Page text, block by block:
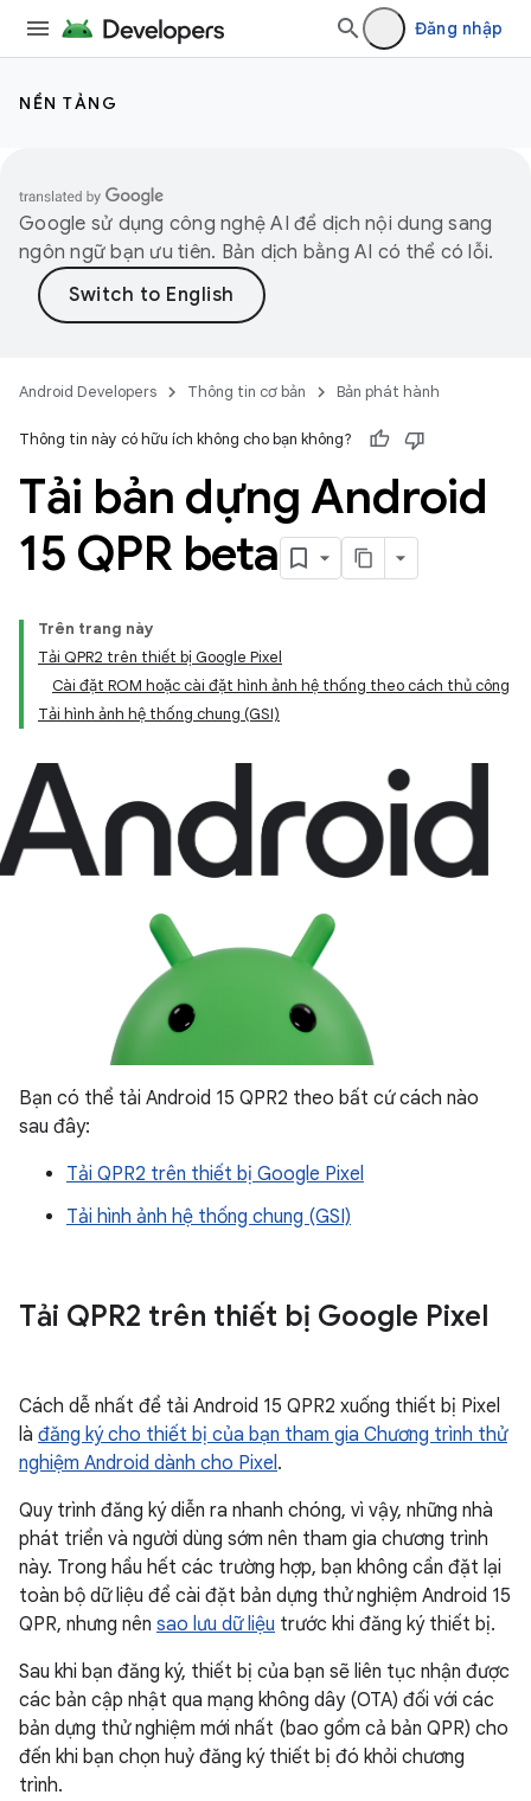
Đăng nhập
NỀN TẢNG
Google sử dụng công nghệ AI để dịch nội dung sang
ngôn ngữ bạn ưu tiên. Bản dịch bằng AI có thể có lỗi.
Android Developers Thông tin cơ bản Bản phát hành
Thông tin này có hữu ích không cho bạn không?
Tải bản dựng Android
15 QPR beta
Trên trang này
Tải QPR2 trên thiết bị Google Pixel
Cài đặt ROM hoặc cài đặt hình ảnh hệ thống theo cách thủ công
Tải hình ảnh hệ thống chung (GSI)
Bạn có thể tải Android 15 QPR2 theo bất cứ cách nào
sau đây:
Tải QPR2 trên thiết bị Google Pixel
Tải hình ảnh hệ thống chung (GSI)
Tải QPR2 trên thiết bị Google Pixel
Cách dễ nhất để tải Android 15 QPR2 xuống thiết bị Pixel
là đăng ký cho thiết bị của bạn tham gia Chương trình thử
nghiệm Android dành cho Pixel.
Quy trình đăng ký diễn ra nhanh chóng, vì vậy, những nhà
phát triển và người dùng sớm nên tham gia chương trình
này. Trong hầu hết các trường hợp, bạn không cần đặt lại
toàn bộ dữ liệu để cài đặt bản dựng thử nghiệm Android 15
QPR, nhưng nên sao lưu dữ liệu trước khi đăng ký thiết bị.
Sau khi bạn đăng ký, thiết bị của bạn sẽ liên tục nhận được
các bản cập nhật qua mạng không dây (OTA) đối với các
bản dựng thử nghiệm mới nhất (bao gồm cả bản QPR) cho
đến khi bạn chọn huỷ đăng ký thiết bị đó khỏi chương
trình.